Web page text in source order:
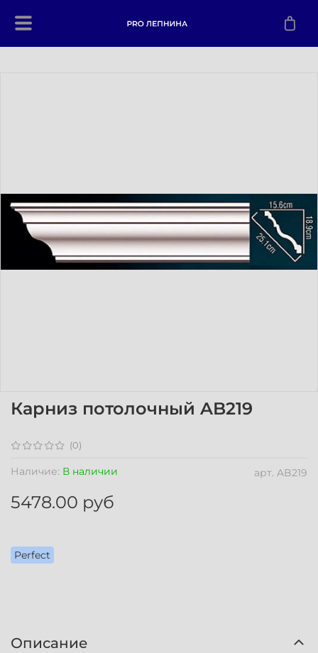
(0)
арт. AB219
Наличие: В наличии
Perfect
Карниз потолочный AB219
5478.00 руб
Описание